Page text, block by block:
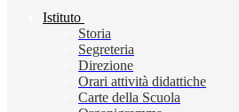
Istituto
Storia
Segreteria
Direzione
Orari attività didattiche
Carte della Scuola